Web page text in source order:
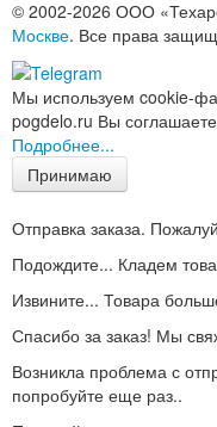
© 2002-2026 ООО
Москве. Все права
Мы используем cookie-
pogdelo.ru Вы
Подробнее...
Принимаю
Отправка заказа.
Подождите... Кладем
Извините... Товара
Спасибо за заказ! Мы
Возникла проблема с
попробуйте еще раз..